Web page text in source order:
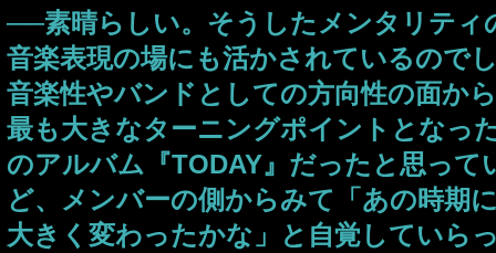
──素晴らしい。そうしたメンタリティ
音楽表現の場にも活かされているので
音楽性やバンドとしての方向性の面か
最も大きなターニングポイントとなっ
のアルバム『TODAY』だったと思って
ど、メンバーの側からみて「あの時期
大きく変わったかな」と自覚していら